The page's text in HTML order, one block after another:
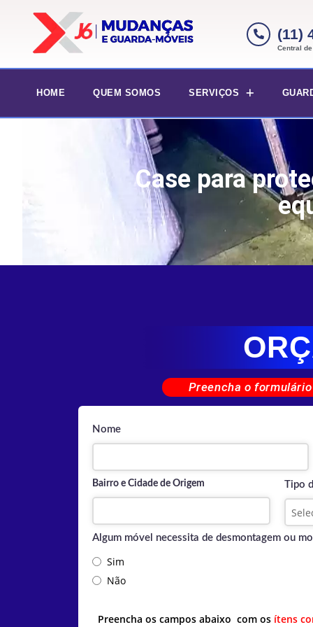
(11)
Central
HOME QUEM SOMOS SERVIÇOS
Case para
Preencha o
Nome
Bairro e Cidade de Origem Tipo
Algum móvel necessita de desmontagem ou
Sim
Não
Preencha os campos abaixo com os ítens